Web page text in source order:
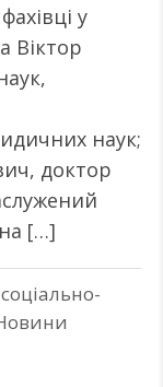
у
Віктор
наук;
доктор
[…]